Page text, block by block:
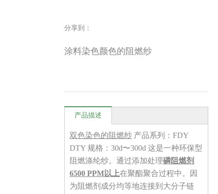
分享到：
涂料染色颜色的阻燃纱
产品描述
双色染色的阻燃纱 产品系列：FDY
DTY 规格：30d〜300d 这是一种环保型
阻燃涤纶纱。通过添加处理磷阻燃剂
6500 PPM以上在聚酯聚合过程中。因
为阻燃剂成分均等地连接到大分子链